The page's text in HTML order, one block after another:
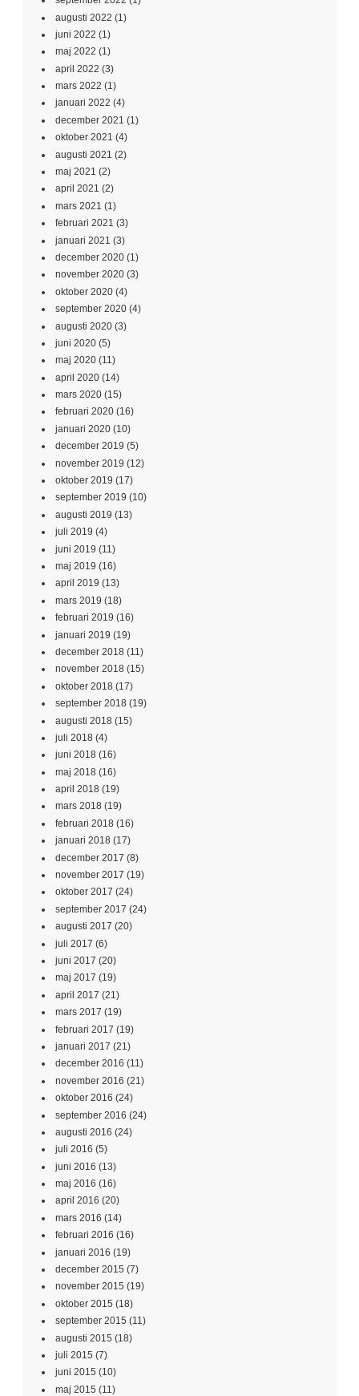
augusti 2022 (1)
juni 2022 (1)
maj 2022 (1)
april 2022 (3)
mars 2022 (1)
januari 2022 (4)
december 2021 (1)
oktober 2021 (4)
augusti 2021 (2)
maj 2021 (2)
april 2021 (2)
mars 2021 (1)
februari 2021 (3)
januari 2021 (3)
december 2020 (1)
november 2020 (3)
oktober 2020 (4)
september 2020 (4)
augusti 2020 (3)
juni 2020 (5)
maj 2020 (11)
april 2020 (14)
mars 2020 (15)
februari 2020 (16)
januari 2020 (10)
december 2019 (5)
november 2019 (12)
oktober 2019 (17)
september 2019 (10)
augusti 2019 (13)
juli 2019 (4)
juni 2019 (11)
maj 2019 (16)
april 2019 (13)
mars 2019 (18)
februari 2019 (16)
januari 2019 (19)
december 2018 (11)
november 2018 (15)
oktober 2018 (17)
september 2018 (19)
augusti 2018 (15)
juli 2018 (4)
juni 2018 (16)
maj 2018 (16)
april 2018 (19)
mars 2018 (19)
februari 2018 (16)
januari 2018 (17)
december 2017 (8)
november 2017 (19)
oktober 2017 (24)
september 2017 (24)
augusti 2017 (20)
juli 2017 (6)
juni 2017 (20)
maj 2017 (19)
april 2017 (21)
mars 2017 (19)
februari 2017 (19)
januari 2017 (21)
december 2016 (11)
november 2016 (21)
oktober 2016 (24)
september 2016 (24)
augusti 2016 (24)
juli 2016 (5)
juni 2016 (13)
maj 2016 (16)
april 2016 (20)
mars 2016 (14)
februari 2016 (16)
januari 2016 (19)
december 2015 (7)
november 2015 (19)
oktober 2015 (18)
september 2015 (11)
augusti 2015 (18)
juli 2015 (7)
juni 2015 (10)
maj 2015 (11)